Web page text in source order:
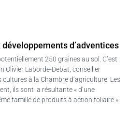
d’adventices
250 graines au sol. C’est
Olivier Laborde-Debat, conseiller
à la Chambre d’agriculture. Les
ils sont la résultante « d’une
famille de produits à action foliaire ».